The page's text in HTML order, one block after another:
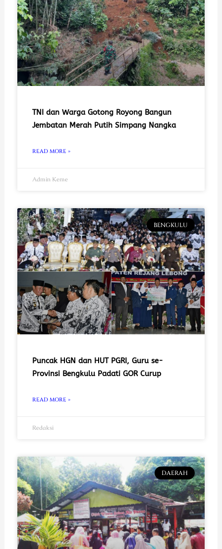
TNI dan Warga Gotong Royong Bangun
Jembatan Merah Putih Simpang Nangka
READ MORE »
Admin Keme
BENGKULU
Puncak HGN dan HUT PGRI, Guru se-
Provinsi Bengkulu Padati GOR Curup
READ MORE »
Redaksi
DAERAH